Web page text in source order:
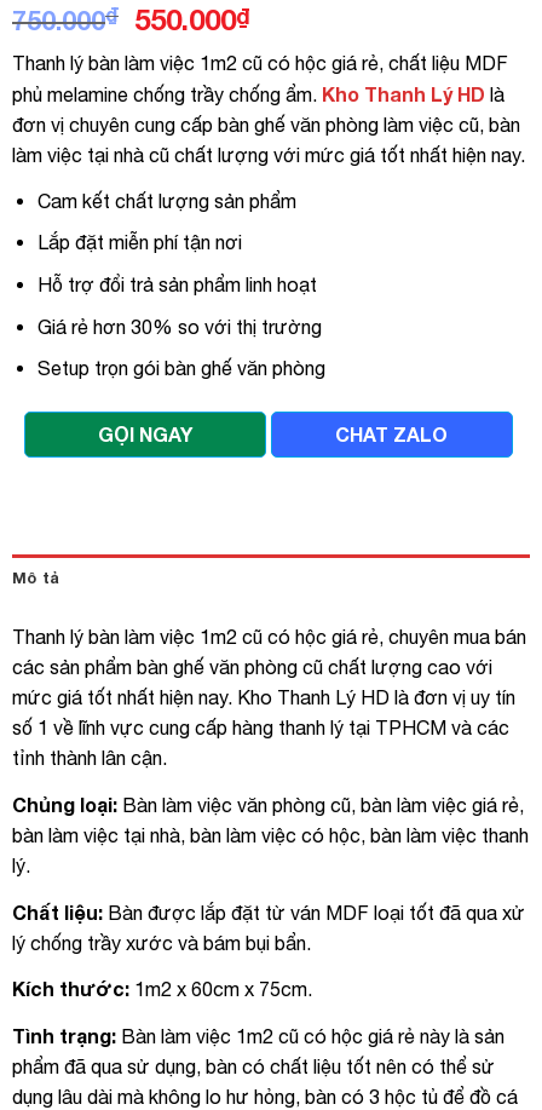
750.000₫
Giá
gốc
là:
750.000₫.
550.000₫Giá
hiện
tại
là:
550.000₫.
Thanh lý bàn làm việc 1m2 cũ có hộc giá rẻ, chất liệu MDF
phủ melamine chống trầy chống ẩm. Kho Thanh Lý HD là
đơn vị chuyên cung cấp bàn ghế văn phòng làm việc cũ, bàn
làm việc tại nhà cũ chất lượng với mức giá tốt nhất hiện nay.
Cam kết chất lượng sản phẩm
Lắp đặt miễn phí tận nơi
Hỗ trợ đổi trả sản phẩm linh hoạt
Giá rẻ hơn 30% so với thị trường
Setup trọn gói bàn ghế văn phòng
GỌI NGAY CHAT ZALO
Mô tả
Thanh lý bàn làm việc 1m2 cũ có hộc giá rẻ, chuyên mua bán
các sản phẩm bàn ghế văn phòng cũ chất lượng cao với
mức giá tốt nhất hiện nay. Kho Thanh Lý HD là đơn vị uy tín
số 1 về lĩnh vực cung cấp hàng thanh lý tại TPHCM và các
tỉnh thành lân cận.
Chủng loại: Bàn làm việc văn phòng cũ, bàn làm việc giá rẻ,
bàn làm việc tại nhà, bàn làm việc có hộc, bàn làm việc thanh
lý.
Chất liệu: Bàn được lắp đặt từ ván MDF loại tốt đã qua xử
lý chống trầy xước và bám bụi bẩn.
Kích thước: 1m2 x 60cm x 75cm.
Tình trạng: Bàn làm việc 1m2 cũ có hộc giá rẻ này là sản
phẩm đã qua sử dụng, bàn có chất liệu tốt nên có thể sử
dụng lâu dài mà không lo hư hỏng, bàn có 3 hộc tủ để đồ cá